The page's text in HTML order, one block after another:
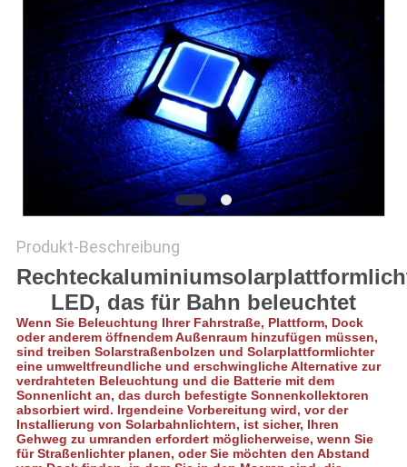
ONLINE
SHOP
SITEMAP
DATENSCHUTZRICHTLINIE
Produkt-Beschreibung
LED, das für Bahn beleuchtet
Wenn Sie Beleuchtung Ihrer Fahrstraße, Plattform, Dock
oder anderem öffnendem Außenraum hinzufügen müssen,
sind treiben Solarstraßenbolzen und Solarplattformlichter
eine umweltfreundliche und erschwingliche Alternative zur
verdrahteten Beleuchtung und die Batterie mit dem
Sonnenlicht an, das durch befestigte Sonnenkollektoren
absorbiert wird. Irgendeine Vorbereitung wird, vor der
Installierung von Solarbahnlichtern, ist sicher, Ihren
Gehweg zu umranden erfordert möglicherweise, wenn Sie
für Straßenlichter planen, oder Sie möchten den Abstand